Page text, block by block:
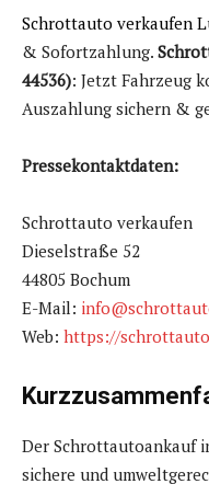
Schrottauto verkaufen
& Sofortzahlung.
44536): Jetzt Fahrzeug
Auszahlung sichern &
Pressekontaktdaten:
Schrottauto verkaufen
Dieselstraße 52
44805 Bochum
E-Mail:
Web: https://
Der Schrottautoankauf
sichere und